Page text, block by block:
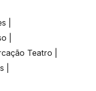
|
|
Teatro |
|